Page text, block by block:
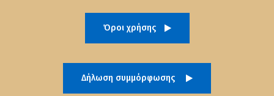
Όροι χρήσης
Δήλωση συμμόρφωσης